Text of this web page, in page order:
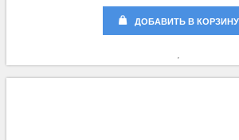
ДОБАВИТЬ В КОРЗИНУ